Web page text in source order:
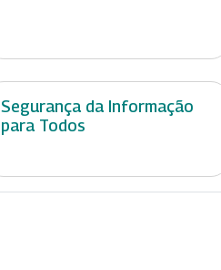
Segurança da Informação
para Todos